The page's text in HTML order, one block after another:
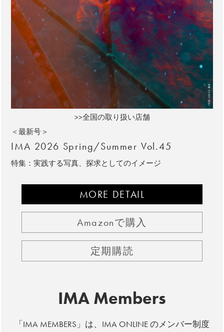
>>全国の取り扱い店舗
＜最新号＞
IMA 2026 Spring/Summer Vol.45
特集：実践する写真、探求としてのイメージ
MORE DETAIL
Amazonで購入
定期購読
IMA Members
「IMA MEMBERS」は、IMA ONLINE のメンバー制度